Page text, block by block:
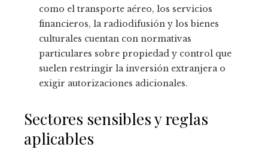
como el transporte aéreo, los servicios
financieros, la radiodifusión y los bienes
culturales cuentan con normativas
particulares sobre propiedad y control que
suelen restringir la inversión extranjera o
exigir autorizaciones adicionales.
Sectores sensibles y reglas
aplicables